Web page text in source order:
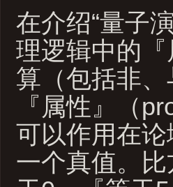
在介绍“量子
理逻辑中的
算（包括非
『属性』（
可以作用在
一个真值。